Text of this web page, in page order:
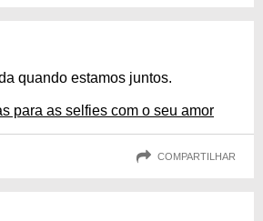
quando estamos juntos.
para as selfies com o seu amor
COMPARTILHAR